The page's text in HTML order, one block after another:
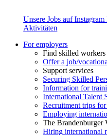
Unsere Jobs auf Instagram
Aktivitäten
For employers
Find skilled workers
Offer a job/
Support services
Securing Skilled
Information for
International Talent
Recruitment trips
Employing
The Brandenburger
Hiring international